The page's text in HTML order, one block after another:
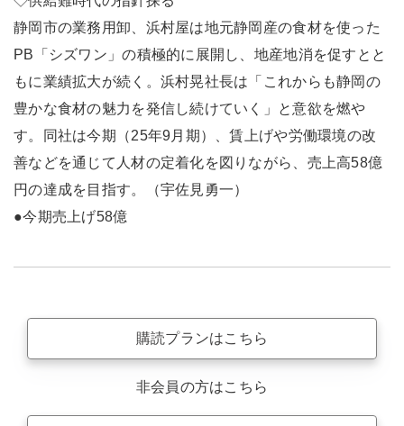
静岡市の業務用卸、浜村屋は地元静岡産の食材を使った
PB「シズワン」の積極的に展開し、地産地消を促すとと
もに業績拡大が続く。浜村晃社長は「これからも静岡の
豊かな食材の魅力を発信し続けていく」と意欲を燃や
す。同社は今期（25年9月期）、賃上げや労働環境の改
善などを通じて人材の定着化を図りながら、売上高58億
円の達成を目指す。（宇佐見勇一）
●今期売上げ58億
購読プランはこちら
非会員の方はこちら